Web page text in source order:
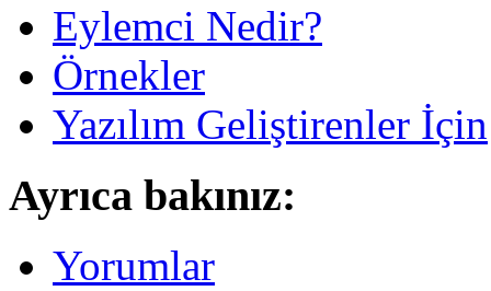
Eylemci Nedir?
Örnekler
Yazılım Geliştirenler İçin
Ayrıca bakınız:
Yorumlar